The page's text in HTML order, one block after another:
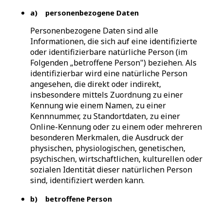
a) personenbezogene Daten
Personenbezogene Daten sind alle
Informationen, die sich auf eine identifizierte
oder identifizierbare natürliche Person (im
Folgenden „betroffene Person") beziehen. Als
identifizierbar wird eine natürliche Person
angesehen, die direkt oder indirekt,
insbesondere mittels Zuordnung zu einer
Kennung wie einem Namen, zu einer
Kennnummer, zu Standortdaten, zu einer
Online-Kennung oder zu einem oder mehreren
besonderen Merkmalen, die Ausdruck der
physischen, physiologischen, genetischen,
psychischen, wirtschaftlichen, kulturellen oder
sozialen Identität dieser natürlichen Person
sind, identifiziert werden kann.
b) betroffene Person